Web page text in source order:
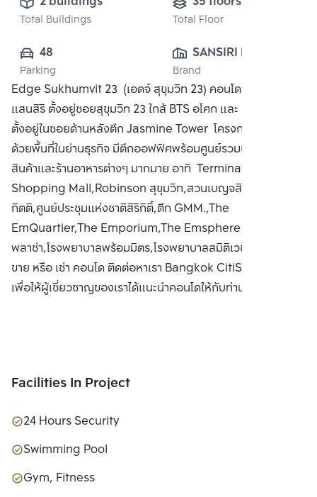
Total Buildings Total Floor
48
Parking
SANSIRI PUBLIC
CO., LTD.
Brand
Edge Sukhumvit 23 (เอดจ์ สุขุมวิท 23) คอนโดมิเนียมจาก
แสนสิริ ตั้งอยู่ซอยสุขุมวิท 23 ใกล้ BTS อโศก และ MRT สุขุมวิท
ตั้งอยู่ในซอยด้านหลังตึก Jasmine Tower โครงการแวดล้อม
ด้วยพื้นที่ในย่านธุรกิจ มีตึกออฟฟิศพร้อมศูนย์รวมของห้างสรรพ
สินค้าและร้านอาหารต่างๆ มากมาย อาทิ Terminal 21
Shopping Mall,Robinson สุขุมวิท,สวนเบญจสิริ,สวนเบญจ
กิตติ,ศูนย์ประชุมแห่งชาติสิริกิติ์,ตึก GMM.,The
EmQuartier,The Emporium,The Emsphere ประสานมิตร
พลาซ่า,โรงพยาบาลพร้อมมิตร,โรงพยาบาลสมิติเวช สุขุมวิท ซื้อ
ขาย หรือ เช่า คอนโด ติดต่อหาเรา Bangkok CitiSmart ได้ทันที
เพื่อให้ผู้เชี่ยวชาญของเราได้แนะนำคอนโดให้กับท่าน
Facilities In Project
24 Hours Security
Swimming Pool
Gym, Fitness